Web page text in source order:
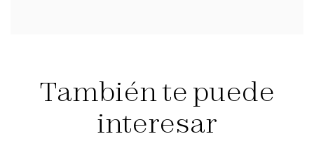
También te puede
interesar